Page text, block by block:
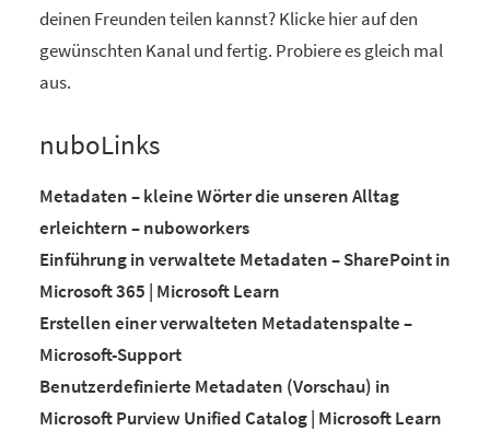
deinen Freunden teilen kannst? Klicke hier auf den
gewünschten Kanal und fertig. Probiere es gleich mal
aus.
nuboLinks
Metadaten – kleine Wörter die unseren Alltag
erleichtern – nuboworkers
Einführung in verwaltete Metadaten – SharePoint in
Microsoft 365 | Microsoft Learn
Erstellen einer verwalteten Metadatenspalte –
Microsoft-Support
Benutzerdefinierte Metadaten (Vorschau) in
Microsoft Purview Unified Catalog | Microsoft Learn